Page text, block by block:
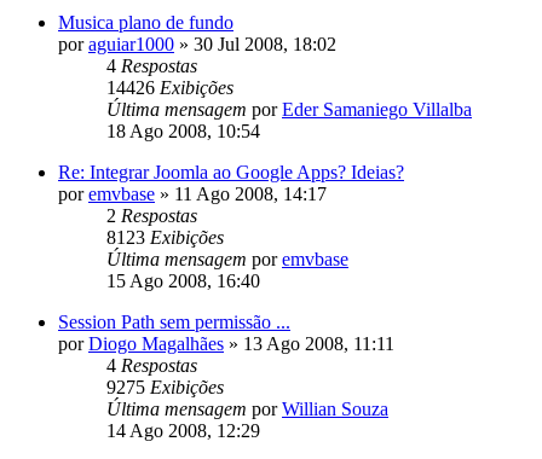
Musica plano de fundo
poraguiar1000 » 30 Jul 2008, 18:02
4 Respostas
14426 Exibições
Última mensagem porEder Samaniego Villalba
18 Ago 2008, 10:54
Re: Integrar Joomla ao Google Apps? Ideias?
poremvbase » 11 Ago 2008, 14:17
2 Respostas
8123 Exibições
Última mensagem poremvbase
15 Ago 2008, 16:40
Session Path sem permissão ...
porDiogo Magalhães » 13 Ago 2008, 11:11
4 Respostas
9275 Exibições
Última mensagem porWillian Souza
14 Ago 2008, 12:29